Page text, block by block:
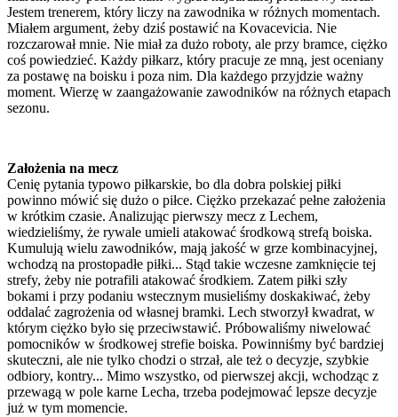
Jestem trenerem, który liczy na zawodnika w różnych momentach.
Miałem argument, żeby dziś postawić na Kovacevicia. Nie
rozczarował mnie. Nie miał za dużo roboty, ale przy bramce, ciężko
coś powiedzieć. Każdy piłkarz, który pracuje ze mną, jest oceniany
za postawę na boisku i poza nim. Dla każdego przyjdzie ważny
moment. Wierzę w zaangażowanie zawodników na różnych etapach
sezonu.
Założenia na mecz
Cenię pytania typowo piłkarskie, bo dla dobra polskiej piłki
powinno mówić się dużo o piłce. Ciężko przekazać pełne założenia
w krótkim czasie. Analizując pierwszy mecz z Lechem,
wiedzieliśmy, że rywale umieli atakować środkową strefą boiska.
Kumulują wielu zawodników, mają jakość w grze kombinacyjnej,
wchodzą na prostopadłe piłki... Stąd takie wczesne zamknięcie tej
strefy, żeby nie potrafili atakować środkiem. Zatem piłki szły
bokami i przy podaniu wstecznym musieliśmy doskakiwać, żeby
oddalać zagrożenia od własnej bramki. Lech stworzył kwadrat, w
którym ciężko było się przeciwstawić. Próbowaliśmy niwelować
pomocników w środkowej strefie boiska. Powinniśmy być bardziej
skuteczni, ale nie tylko chodzi o strzał, ale też o decyzje, szybkie
odbiory, kontry... Mimo wszystko, od pierwszej akcji, wchodząc z
przewagą w pole karne Lecha, trzeba podejmować lepsze decyzje
już w tym momencie.